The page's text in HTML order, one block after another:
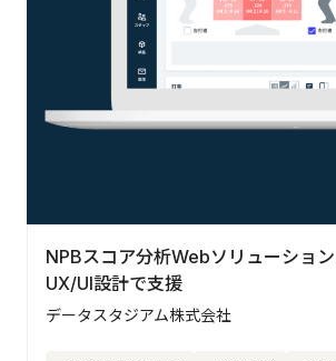
NPBスコア分析Webソリューショ
UX/UI設計で支援
データスタジアム株式会社